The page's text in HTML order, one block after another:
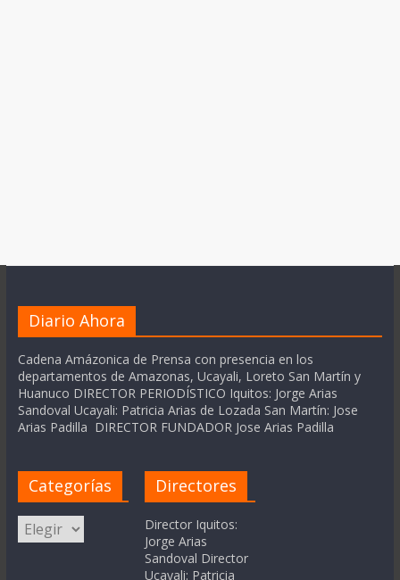
Diario Ahora
Cadena Amázonica de Prensa con presencia en los
departamentos de Amazonas, Ucayali, Loreto San Martín y
Huanuco DIRECTOR PERIODÍSTICO Iquitos: Jorge Arias
Sandoval Ucayali: Patricia Arias de Lozada San Martín: Jose
Arias Padilla DIRECTOR FUNDADOR Jose Arias Padilla
Categorías
Categorías
Directores
Director Iquitos:
Jorge Arias
Sandoval Director
Ucayali: Patricia